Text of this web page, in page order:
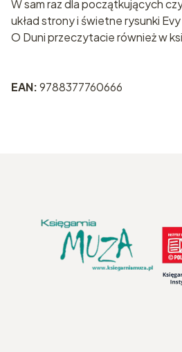
W sam raz dla początkujących
układ strony i świetne rysunki
O Duni przeczytacie również w
EAN:9788377760666